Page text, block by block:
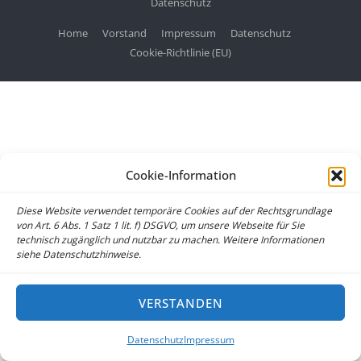
Cookie-Information
Diese Website verwendet temporäre Cookies auf der Rechtsgrundlage
von Art. 6 Abs. 1 Satz 1 lit. f) DSGVO, um unsere Webseite für Sie
technisch zugänglich und nutzbar zu machen. Weitere Informationen
siehe Datenschutzhinweise.
VERSTANDEN
DatenschutzImpressum
Home Vorstand Impressum
Datenschutz
Cookie-Richtlinie (EU)